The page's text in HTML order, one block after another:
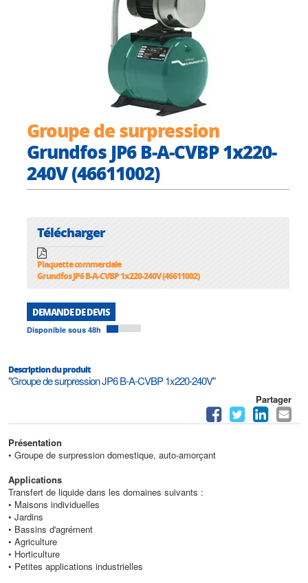
Groupe de surpression
Grundfos JP6 B-A-CVBP 1x220-
240V (46611002)
Télécharger
Plaquette commerciale
Grundfos JP6 B-A-CVBP 1x220-240V (46611002)
DEMANDE DE DEVIS
Disponible sous 48h
Description du produit
"Groupe de surpression JP6 B-A-CVBP 1x220-240V"
Partager
Présentation
• Groupe de surpression domestique, auto-amorçant
Applications
Transfert de liquide dans les domaines suivants :
• Maisons individuelles
• Jardins
• Bassins d'agrément
• Agriculture
• Horticulture
• Petites applications industrielles